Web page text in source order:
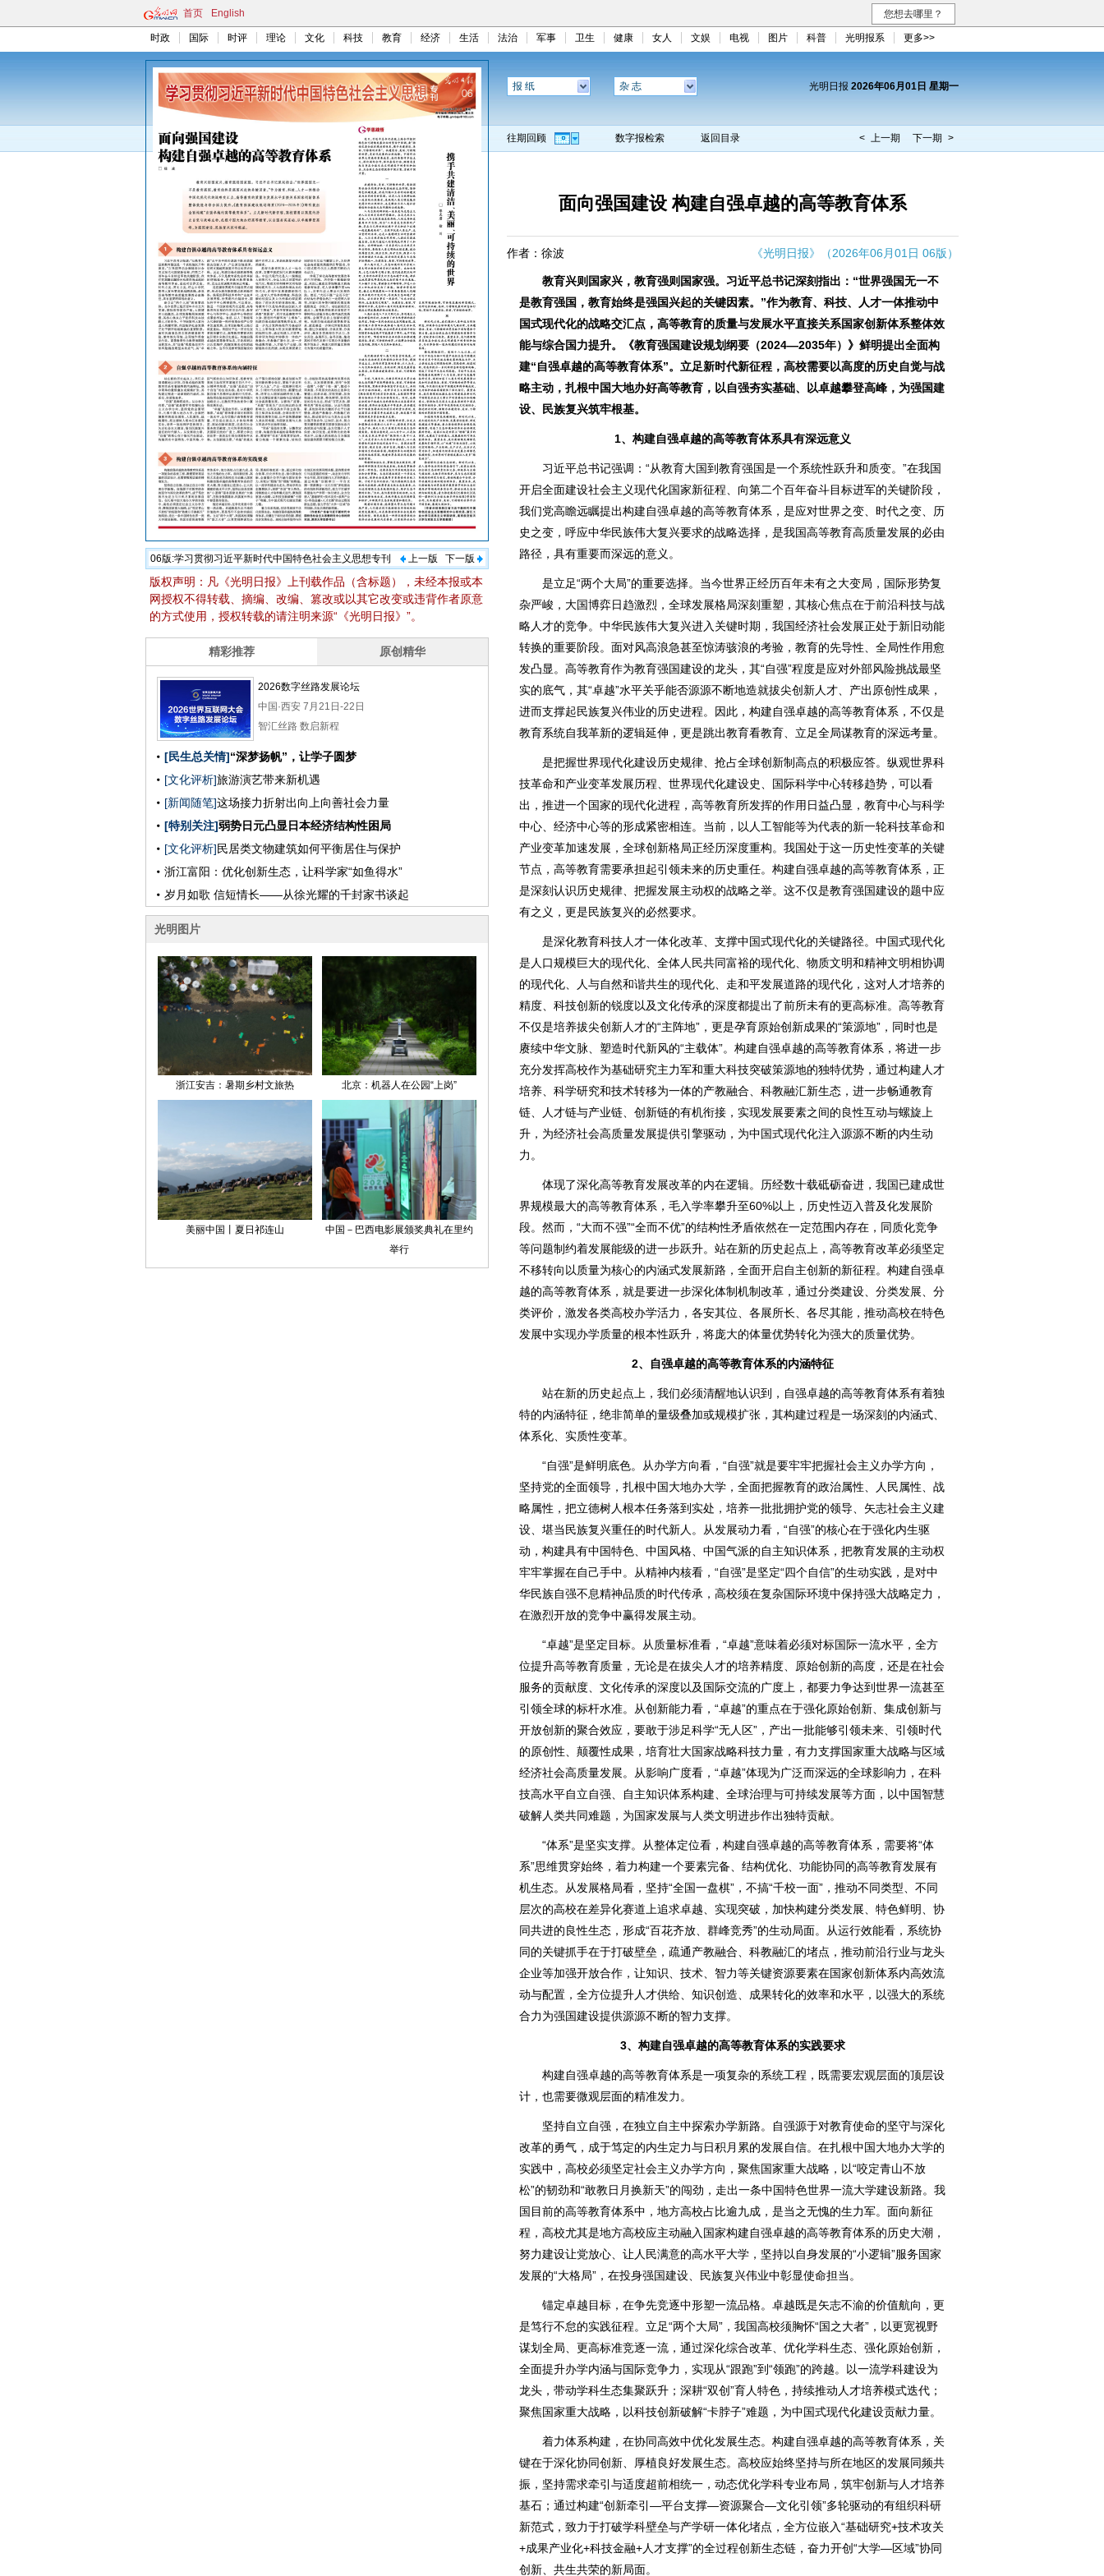
首页 English 您想去哪里？
时政 国际 时评 理论 文化 科技 教育 经济 生活 法治 军事 卫生 健康 女人 文娱 电视 图片 科普 光明报系 更多>>
06版:学习贯彻习近平新时代中国特色社会主义思想专刊 上一版 下一版
版权声明：凡《光明日报》上刊载作品（含标题），未经本报或本
网授权不得转载、摘编、改编、篡改或以其它改变或违背作者原意
的方式使用，授权转载的请注明来源“《光明日报》”。
报 纸 杂 志 光明日报 2026年06月01日 星期一
往期回顾 数字报检索 返回目录 < 上一期 下一期 >
面向强国建设 构建自强卓越的高等教育体系
作者：徐波 《光明日报》（2026年06月01日 06版）
教育兴则国家兴，教育强则国家强。习近平总书记深刻指出：“世界强国无一不
是教育强国，教育始终是强国兴起的关键因素。”作为教育、科技、人才一体推动中
国式现代化的战略交汇点，高等教育的质量与发展水平直接关系国家创新体系整体效
能与综合国力提升。《教育强国建设规划纲要（2024—2035年）》鲜明提出全面构
建“自强卓越的高等教育体系”。立足新时代新征程，高校需要以高度的历史自觉与战
略主动，扎根中国大地办好高等教育，以自强夯实基础、以卓越攀登高峰，为强国建
设、民族复兴筑牢根基。
1、构建自强卓越的高等教育体系具有深远意义
习近平总书记强调：“从教育大国到教育强国是一个系统性跃升和质变。”在我国
开启全面建设社会主义现代化国家新征程、向第二个百年奋斗目标进军的关键阶段，
我们党高瞻远瞩提出构建自强卓越的高等教育体系，是应对世界之变、时代之变、历
史之变，呼应中华民族伟大复兴要求的战略选择，是我国高等教育高质量发展的必由
路径，具有重要而深远的意义。
是立足“两个大局”的重要选择。当今世界正经历百年未有之大变局，国际形势复
杂严峻，大国博弈日趋激烈，全球发展格局深刻重塑，其核心焦点在于前沿科技与战
略人才的竞争。中华民族伟大复兴进入关键时期，我国经济社会发展正处于新旧动能
转换的重要阶段。面对风高浪急甚至惊涛骇浪的考验，教育的先导性、全局性作用愈
发凸显。高等教育作为教育强国建设的龙头，其“自强”程度是应对外部风险挑战最坚
实的底气，其“卓越”水平关乎能否源源不断地造就拔尖创新人才、产出原创性成果，
进而支撑起民族复兴伟业的历史进程。因此，构建自强卓越的高等教育体系，不仅是
教育系统自我革新的逻辑延伸，更是跳出教育看教育、立足全局谋教育的深远考量。
是把握世界现代化建设历史规律、抢占全球创新制高点的积极应答。纵观世界科
技革命和产业变革发展历程、世界现代化建设史、国际科学中心转移趋势，可以看
出，推进一个国家的现代化进程，高等教育所发挥的作用日益凸显，教育中心与科学
中心、经济中心等的形成紧密相连。当前，以人工智能等为代表的新一轮科技革命和
产业变革加速发展，全球创新格局正经历深度重构。我国处于这一历史性变革的关键
节点，高等教育需要承担起引领未来的历史重任。构建自强卓越的高等教育体系，正
是深刻认识历史规律、把握发展主动权的战略之举。这不仅是教育强国建设的题中应
有之义，更是民族复兴的必然要求。
是深化教育科技人才一体化改革、支撑中国式现代化的关键路径。中国式现代化
是人口规模巨大的现代化、全体人民共同富裕的现代化、物质文明和精神文明相协调
的现代化、人与自然和谐共生的现代化、走和平发展道路的现代化，这对人才培养的
精度、科技创新的锐度以及文化传承的深度都提出了前所未有的更高标准。高等教育
不仅是培养拔尖创新人才的“主阵地”，更是孕育原始创新成果的“策源地”，同时也是
赓续中华文脉、塑造时代新风的“主载体”。构建自强卓越的高等教育体系，将进一步
充分发挥高校作为基础研究主力军和重大科技突破策源地的独特优势，通过构建人才
培养、科学研究和技术转移为一体的产教融合、科教融汇新生态，进一步畅通教育
链、人才链与产业链、创新链的有机衔接，实现发展要素之间的良性互动与螺旋上
升，为经济社会高质量发展提供引擎驱动，为中国式现代化注入源源不断的内生动
力。
体现了深化高等教育发展改革的内在逻辑。历经数十载砥砺奋进，我国已建成世
界规模最大的高等教育体系，毛入学率攀升至60%以上，历史性迈入普及化发展阶
段。然而，“大而不强”“全而不优”的结构性矛盾依然在一定范围内存在，同质化竞争
等问题制约着发展能级的进一步跃升。站在新的历史起点上，高等教育改革必须坚定
不移转向以质量为核心的内涵式发展新路，全面开启自主创新的新征程。构建自强卓
越的高等教育体系，就是要进一步深化体制机制改革，通过分类建设、分类发展、分
类评价，激发各类高校办学活力，各安其位、各展所长、各尽其能，推动高校在特色
发展中实现办学质量的根本性跃升，将庞大的体量优势转化为强大的质量优势。
2、自强卓越的高等教育体系的内涵特征
站在新的历史起点上，我们必须清醒地认识到，自强卓越的高等教育体系有着独
特的内涵特征，绝非简单的量级叠加或规模扩张，其构建过程是一场深刻的内涵式、
体系化、实质性变革。
“自强”是鲜明底色。从办学方向看，“自强”就是要牢牢把握社会主义办学方向，
坚持党的全面领导，扎根中国大地办大学，全面把握教育的政治属性、人民属性、战
略属性，把立德树人根本任务落到实处，培养一批批拥护党的领导、矢志社会主义建
设、堪当民族复兴重任的时代新人。从发展动力看，“自强”的核心在于强化内生驱
动，构建具有中国特色、中国风格、中国气派的自主知识体系，把教育发展的主动权
牢牢掌握在自己手中。从精神内核看，“自强”是坚定“四个自信”的生动实践，是对中
华民族自强不息精神品质的时代传承，高校须在复杂国际环境中保持强大战略定力，
在激烈开放的竞争中赢得发展主动。
“卓越”是坚定目标。从质量标准看，“卓越”意味着必须对标国际一流水平，全方
位提升高等教育质量，无论是在拔尖人才的培养精度、原始创新的高度，还是在社会
服务的贡献度、文化传承的深度以及国际交流的广度上，都要力争达到世界一流甚至
引领全球的标杆水准。从创新能力看，“卓越”的重点在于强化原始创新、集成创新与
开放创新的聚合效应，要敢于涉足科学“无人区”，产出一批能够引领未来、引领时代
的原创性、颠覆性成果，培育壮大国家战略科技力量，有力支撑国家重大战略与区域
经济社会高质量发展。从影响广度看，“卓越”体现为广泛而深远的全球影响力，在科
技高水平自立自强、自主知识体系构建、全球治理与可持续发展等方面，以中国智慧
破解人类共同难题，为国家发展与人类文明进步作出独特贡献。
“体系”是坚实支撑。从整体定位看，构建自强卓越的高等教育体系，需要将“体
系”思维贯穿始终，着力构建一个要素完备、结构优化、功能协同的高等教育发展有
机生态。从发展格局看，坚持“全国一盘棋”，不搞“千校一面”，推动不同类型、不同
层次的高校在差异化赛道上追求卓越、实现突破，加快构建分类发展、特色鲜明、协
同共进的良性生态，形成“百花齐放、群峰竞秀”的生动局面。从运行效能看，系统协
同的关键抓手在于打破壁垒，疏通产教融合、科教融汇的堵点，推动前沿行业与龙头
企业等加强开放合作，让知识、技术、智力等关键资源要素在国家创新体系内高效流
动与配置，全方位提升人才供给、知识创造、成果转化的效率和水平，以强大的系统
合力为强国建设提供源源不断的智力支撑。
3、构建自强卓越的高等教育体系的实践要求
构建自强卓越的高等教育体系是一项复杂的系统工程，既需要宏观层面的顶层设
计，也需要微观层面的精准发力。
坚持自立自强，在独立自主中探索办学新路。自强源于对教育使命的坚守与深化
改革的勇气，成于笃定的内生定力与日积月累的发展自信。在扎根中国大地办大学的
实践中，高校必须坚定社会主义办学方向，聚焦国家重大战略，以“咬定青山不放
松”的韧劲和“敢教日月换新天”的闯劲，走出一条中国特色世界一流大学建设新路。我
国目前的高等教育体系中，地方高校占比逾九成，是当之无愧的生力军。面向新征
程，高校尤其是地方高校应主动融入国家构建自强卓越的高等教育体系的历史大潮，
努力建设让党放心、让人民满意的高水平大学，坚持以自身发展的“小逻辑”服务国家
发展的“大格局”，在投身强国建设、民族复兴伟业中彰显使命担当。
锚定卓越目标，在争先竞逐中形塑一流品格。卓越既是矢志不渝的价值航向，更
是笃行不怠的实践征程。立足“两个大局”，我国高校须胸怀“国之大者”，以更宽视野
谋划全局、更高标准竞逐一流，通过深化综合改革、优化学科生态、强化原始创新，
全面提升办学内涵与国际竞争力，实现从“跟跑”到“领跑”的跨越。以一流学科建设为
龙头，带动学科生态集聚跃升；深耕“双创”育人特色，持续推动人才培养模式迭代；
聚焦国家重大战略，以科技创新破解“卡脖子”难题，为中国式现代化建设贡献力量。
着力体系构建，在协同高效中优化发展生态。构建自强卓越的高等教育体系，关
键在于深化协同创新、厚植良好发展生态。高校应始终坚持与所在地区的发展同频共
振，坚持需求牵引与适度超前相统一，动态优化学科专业布局，筑牢创新与人才培养
基石；通过构建“创新牵引—平台支撑—资源聚合—文化引领”多轮驱动的有组织科研
新范式，致力于打破学科壁垒与产学研一体化堵点，全方位嵌入“基础研究+技术攻关
+成果产业化+科技金融+人才支撑”的全过程创新生态链，奋力开创“大学—区域”协同
创新、共生共荣的新局面。